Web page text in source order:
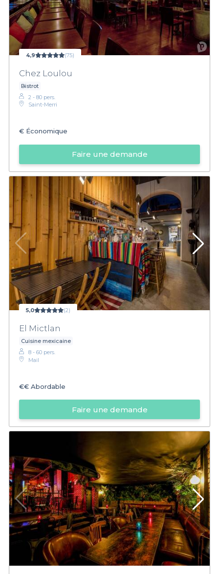
4,9 (75)
Chez Loulou
Bistrot
2 - 80 pers.
Saint-Merri
€ Économique
Faire une demande
5,0 (2)
El Mictlan
Cuisine mexicaine
8 - 60 pers.
Mail
€€ Abordable
Faire une demande